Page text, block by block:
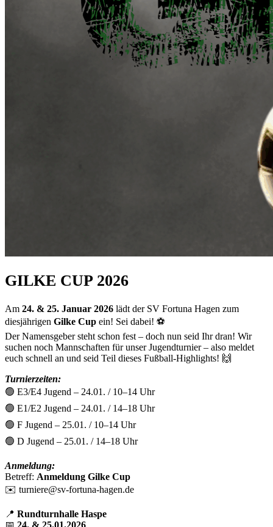
GILKE CUP 2026
Am 24. & 25. Januar 2026 lädt der SV Fortuna Hagen zum
diesjährigen Gilke Cup ein! Sei dabei! ⚽️
Der Namensgeber steht schon fest – doch nun seid Ihr dran! Wir
suchen noch Mannschaften für unser Jugendturnier – also meldet
euch schnell an und seid Teil dieses Fußball-Highlights! 🙌
Turnierzeiten:
🟢 E3/E4 Jugend – 24.01. / 10–14 Uhr
🟢 E1/E2 Jugend – 24.01. / 14–18 Uhr
🟢 F Jugend – 25.01. / 10–14 Uhr
🟢 D Jugend – 25.01. / 14–18 Uhr
Anmeldung:
Betreff: Anmeldung Gilke Cup
✉️ turniere@sv-fortuna-hagen.de
📍 Rundturnhalle Haspe
📅 24. & 25.01.2026